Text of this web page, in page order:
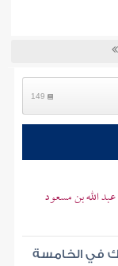
149
الله بن مسعود
في الخامسة